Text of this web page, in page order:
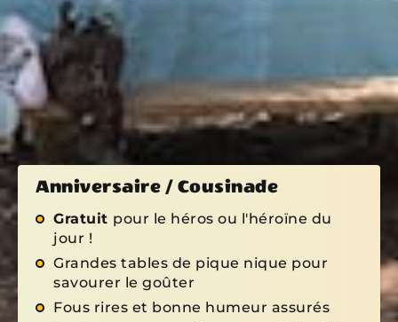
Anniversaire / Cousinade
Gratuit pour le héros ou l'héroïne du
jour !
Grandes tables de pique nique pour
savourer le goûter
Fous rires et bonne humeur assurés